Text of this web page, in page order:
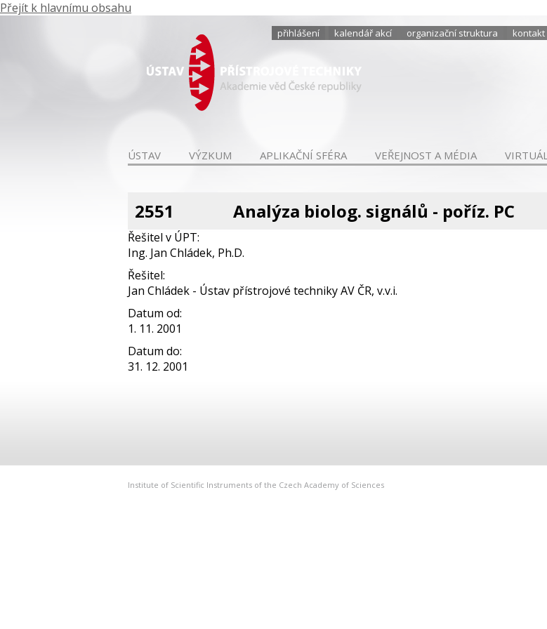
Přejít k hlavnímu obsahu
přihlášení kalendář akcí organizační struktura kontakt
ÚSTAV VÝZKUM APLIKAČNÍ SFÉRA VEŘEJNOST A MÉDIA
2551 Analýza biolog. signálů - poříz. PC
Řešitel v ÚPT:
Ing. Jan Chládek, Ph.D.
Řešitel:
Jan Chládek - Ústav přístrojové techniky AV ČR, v.v.i.
Datum od:
1. 11. 2001
Datum do:
31. 12. 2001
Institute of Scientific Instruments of the Czech Academy of Sciences